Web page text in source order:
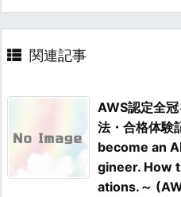
関連記事
AWS認定全
法・合格体験
become an
gineer. How
ations.～